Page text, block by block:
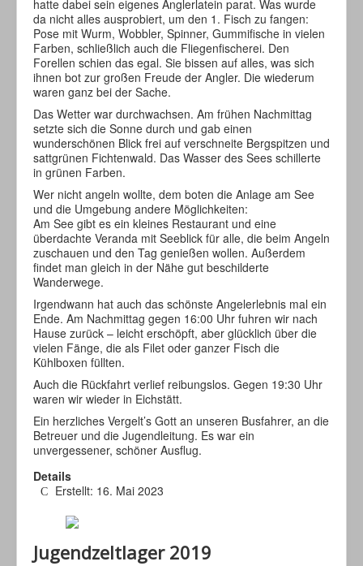
hatte dabei sein eigenes Anglerlatein parat. Was wurde
da nicht alles ausprobiert, um den 1. Fisch zu fangen:
Pose mit Wurm, Wobbler, Spinner, Gummifische in vielen
Farben, schließlich auch die Fliegenfischerei. Den
Forellen schien das egal. Sie bissen auf alles, was sich
ihnen bot zur großen Freude der Angler. Die wiederum
waren ganz bei der Sache.
Das Wetter war durchwachsen. Am frühen Nachmittag
setzte sich die Sonne durch und gab einen
wunderschönen Blick frei auf verschneite Bergspitzen und
sattgrünen Fichtenwald. Das Wasser des Sees schillerte
in grünen Farben.
Wer nicht angeln wollte, dem boten die Anlage am See
und die Umgebung andere Möglichkeiten:
Am See gibt es ein kleines Restaurant und eine
überdachte Veranda mit Seeblick für alle, die beim Angeln
zuschauen und den Tag genießen wollen. Außerdem
findet man gleich in der Nähe gut beschilderte
Wanderwege.
Irgendwann hat auch das schönste Angelerlebnis mal ein
Ende. Am Nachmittag gegen 16:00 Uhr fuhren wir nach
Hause zurück – leicht erschöpft, aber glücklich über die
vielen Fänge, die als Filet oder ganzer Fisch die
Kühlboxen füllten.
Auch die Rückfahrt verlief reibungslos. Gegen 19:30 Uhr
waren wir wieder in Eichstätt.
Ein herzliches Vergelt’s Gott an unseren Busfahrer, an die
Betreuer und die Jugendleitung. Es war ein
unvergessener, schöner Ausflug.
Details
Erstellt: 16. Mai 2023
Jugendzeltlager 2019